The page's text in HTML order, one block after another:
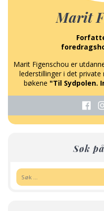
Marit
Marit Figenschou er
lederstillinger i det
bøkene "Til Sydpolen.
Søk